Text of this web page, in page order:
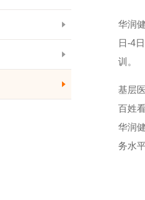
华润
日 -4
训。
基层
百姓
华润
务水